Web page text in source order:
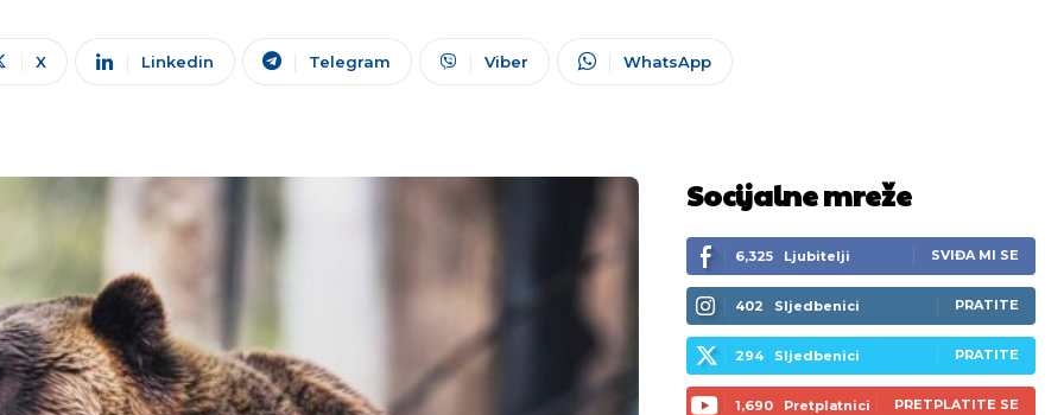
X Linkedin Telegram Viber WhatsApp
Socijalne mreže
6,325 Ljubitelji SVIĐA MI SE
402 Sljedbenici PRATITE
294 Sljedbenici PRATITE
1,690 Pretplatnici PRETPLATITE SE